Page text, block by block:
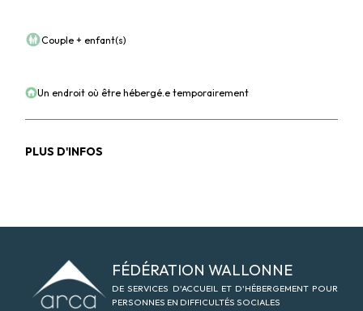
Couple + enfant(s)
Un endroit où être hébergé.e temporairement
PLUS D'INFOS
Logo Arca-asbl
FÉDÉRATION WALLONNE
DE SERVICES D'ACCUEIL ET D'HÉBERGEMENT POUR
PERSONNES EN DIFFICULTÉS SOCIALES